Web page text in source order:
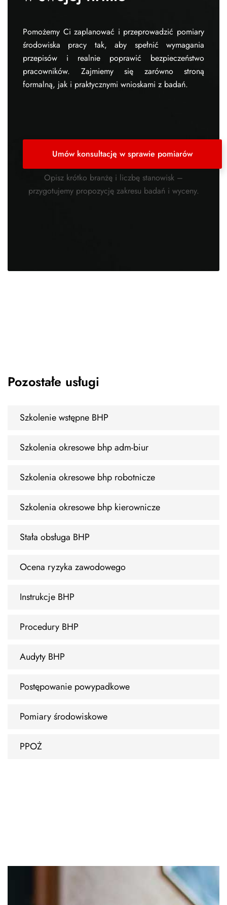
Pomożemy Ci zaplanować i przeprowadzić pomiary
środowiska pracy tak, aby spełnić wymagania
przepisów i realnie poprawić bezpieczeństwo
pracowników. Zajmiemy się zarówno stroną
formalną, jak i praktycznymi wnioskami z badań.
Umów konsultację w sprawie pomiarów
Opisz krótko branżę i liczbę stanowisk –
przygotujemy propozycję zakresu badań i wyceny.
Pozostałe usługi
Szkolenie wstępne BHP
Szkolenia okresowe bhp adm-biur
Szkolenia okresowe bhp robotnicze
Szkolenia okresowe bhp kierownicze
Stała obsługa BHP
Ocena ryzyka zawodowego
Instrukcje BHP
Procedury BHP
Audyty BHP
Postępowanie powypadkowe
Pomiary środowiskowe
PPOŻ